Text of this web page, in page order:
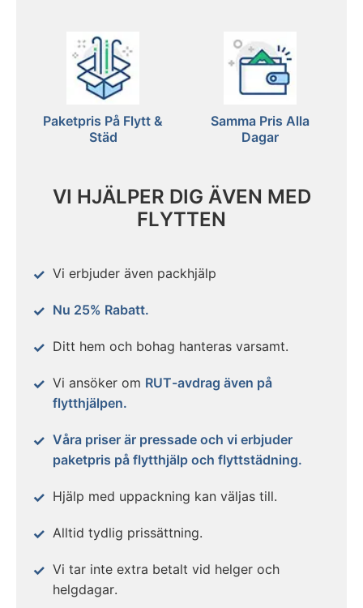
Paketpris På Flytt &
Städ
Samma Pris Alla
Dagar
VI HJÄLPER DIG ÄVEN MED
FLYTTEN
Vi erbjuder även packhjälp
Nu 25% Rabatt.
Ditt hem och bohag hanteras varsamt.
Vi ansöker om RUT-avdrag även på
flytthjälpen.
Våra priser är pressade och vi erbjuder
paketpris på flytthjälp och flyttstädning.
Hjälp med uppackning kan väljas till.
Alltid tydlig prissättning.
Vi tar inte extra betalt vid helger och
helgdagar.